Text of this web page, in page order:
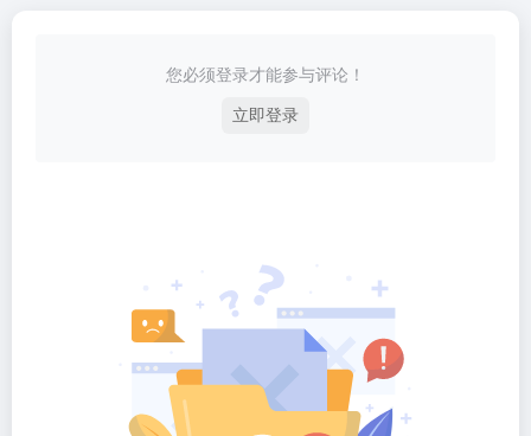
您必须登录才能参与评论！
立即登录